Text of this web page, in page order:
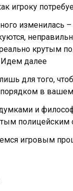
игроку
изменилась
крутым
Идем далее
для того,
в
и
полицейским
игровым